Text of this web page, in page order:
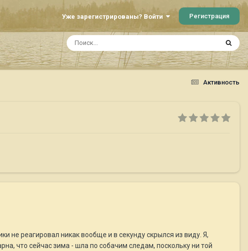
Уже зарегистрированы? Войти Регистрация
Активность
не реагировал никак вообще и в секунду скрылся из виду. Я,
что сейчас зима - шла по собачим следам, поскольку ни той